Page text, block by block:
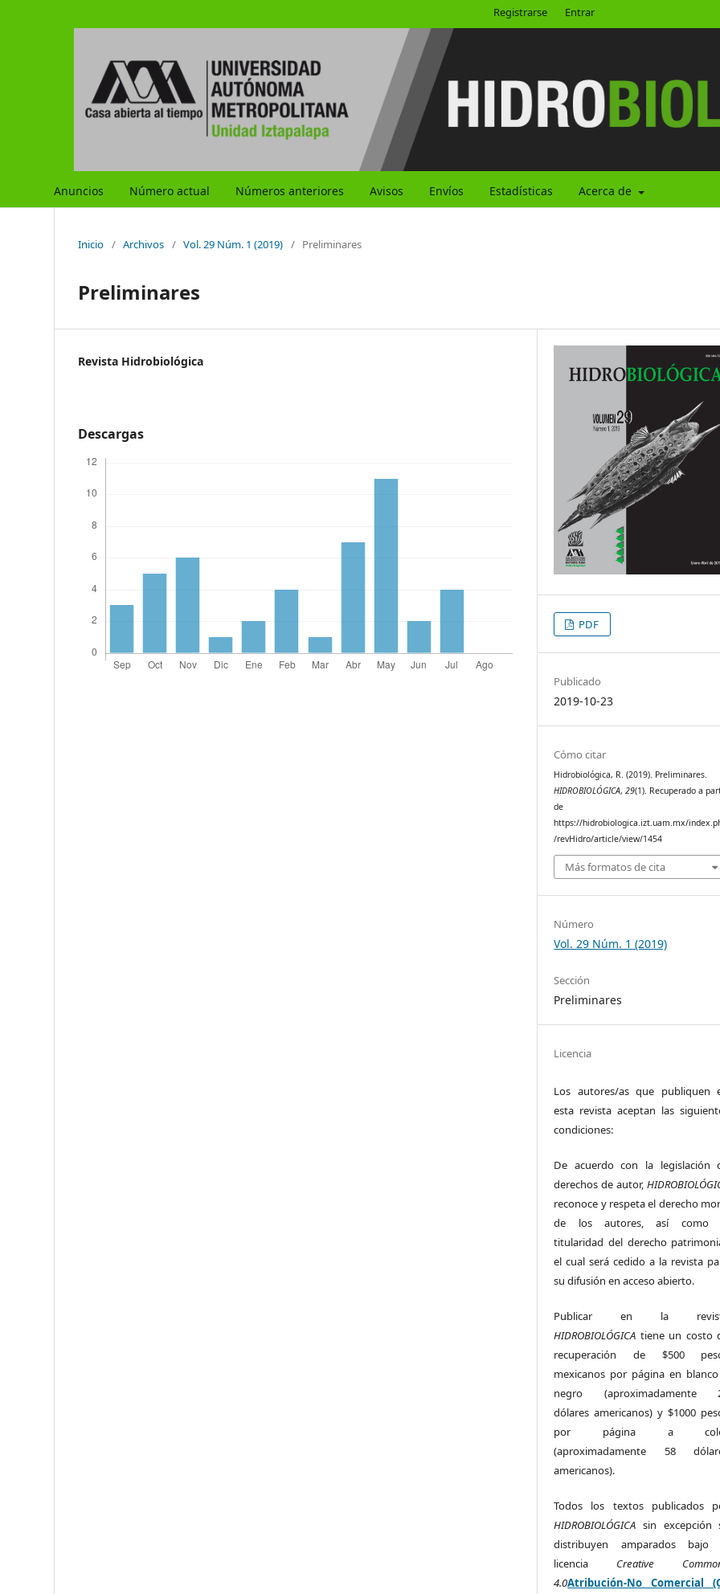
Anuncios Número actual Números anteriores Avisos Envíos Estadísticas Acerca de
Registrarse Entrar
Inicio / Archivos / Vol. 29 Núm. 1 (2019) / Preliminares
Preliminares
Revista Hidrobiológica
Descargas
PDF
Publicado
2019-10-23
Cómo citar
Hidrobiológica, R. (2019). Preliminares.
HIDROBIOLÓGICA,29(1). Recuperado a
de
https://hidrobiologica.izt.uam.mx/
/revHidro/article/view/1454
Más formatos de cita
Número
Vol. 29 Núm. 1 (2019)
Sección
Preliminares
Licencia
Los autores/as que publiquen
esta revista aceptan las
condiciones:
De acuerdo con la legislación
derechos de autor,
reconoce y respeta el derecho
de los autores, así como
titularidad del derecho
el cual será cedido a la revista
su difusión en acceso abierto.
Publicar en la
HIDROBIOLÓGICA tiene un costo
recuperación de $500
mexicanos por página en
negro (aproximadamente
dólares americanos) y $1000
por página a
(aproximadamente 58
americanos).
Todos los textos publicados
HIDROBIOLÓGICA sin excepción
distribuyen amparados bajo
licencia Creative
4.0Atribución-No Comercial